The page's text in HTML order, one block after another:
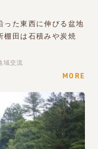
った東西に伸びる盆地
棚田は石積みや炭焼
域交流
MORE